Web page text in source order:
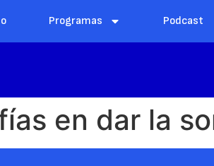
Programas Podcast
en dar la